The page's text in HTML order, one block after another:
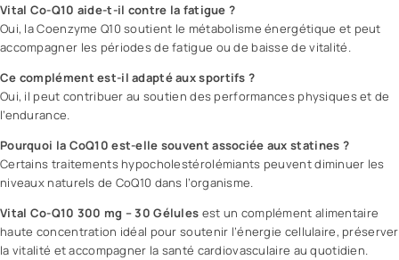
Vital Co-Q10 aide-t-il contre la fatigue ?
Oui, la Coenzyme Q10 soutient le métabolisme énergétique et peut
accompagner les périodes de fatigue ou de baisse de vitalité.
Ce complément est-il adapté aux sportifs ?
Oui, il peut contribuer au soutien des performances physiques et de
l’endurance.
Pourquoi la CoQ10 est-elle souvent associée aux statines ?
Certains traitements hypocholestérolémiants peuvent diminuer les
niveaux naturels de CoQ10 dans l’organisme.
Vital Co-Q10 300 mg – 30 Gélules est un complément alimentaire
haute concentration idéal pour soutenir l’énergie cellulaire, préserver
la vitalité et accompagner la santé cardiovasculaire au quotidien.